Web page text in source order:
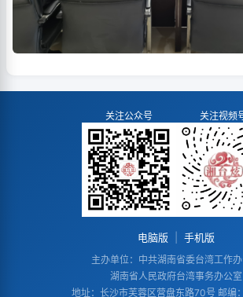
关注公众号 关注视频
电脑版 手机版
主办单位：中共湖南省委台湾工作
湖南省人民政府台湾事务办公室
地址：长沙市芙蓉区营盘东路70号 邮编